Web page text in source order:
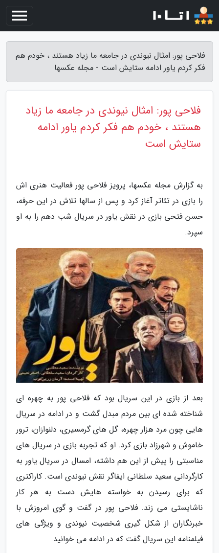
فلاحی پور: امثال نیوندی در جامعه ما زیاد هستند ، خودم هم
فکر کردم یاور ادامه ستایش است - مجله عکسها
فلاحی پور: امثال نیوندی در جامعه ما زیاد
هستند ، خودم هم فکر کردم یاور ادامه
ستایش است
به گزارش مجله عکسها، پرویز فلاحی پور فعالیت هنری اش
را بازی در تئاتر آغاز کرد و پس از سالها تلاش در این حرفه،
حسن فتحی بازی در نقش یاور در سریال شب دهم را به او
سپرد.
بعد از بازی در این سریال بود که فلاحی پور به چهره ای
شناخته شده ای بین مردم مبدل گشت و در ادامه در سریال
هایی چون مرد هزار چهره، گل های گرمسیری، دلنوازان، ترور
خاموش و شهرزاد بازی کرد. او که تجربه بازی در سریال های
مناسبتی را پیش از این هم داشته، امسال در سریال یاور به
کارگردانی سعید سلطانی ایفاگر نقش نیوندی است. کاراکتری
که برای رسیدن به خواسته هایش دست به هر کار
ناشایستی می زند. فلاحی پور در گفت و گوی امروزش با
خبرنگاران از شکل گیری شخصیت نیوندی و ویژگی های
فیلمنامه این سریال گفت که در ادامه می خوانید.